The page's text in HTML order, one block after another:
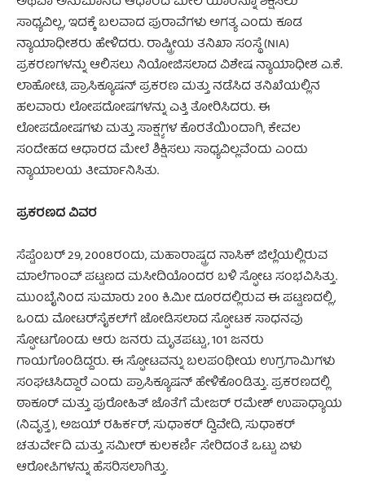
ಸಾಧ್ಯವಿಲ್ಲ, ಇದಕ್ಕೆ ಬಲವಾದ ಪುರಾವೆಗಳು ಅಗತ್ಯ ಎಂದು ಕೂಡ
ನ್ಯಾಯಾಧೀಶರು ಹೇಳಿದರು. ರಾಷ್ಟ್ರೀಯ ತನಿಖಾ ಸಂಸ್ಥೆ (NIA)
ಪ್ರಕರಣಗಳನ್ನು ಆಲಿಸಲು ನಿಯೋಜಿಸಲಾದ ವಿಶೇಷ ನ್ಯಾಯಾಧೀಶ ಎ.ಕೆ.
ಲಾಹೋಟಿ, ಪ್ರಾಸಿಕ್ಯೂಷನ್ ಪ್ರಕರಣ ಮತ್ತು ನಡೆಸಿದ ತನಿಖೆಯಲ್ಲಿನ
ಹಲವಾರು ಲೋಪದೋಷಗಳನ್ನು ಎತ್ತಿ ತೋರಿಸಿದರು. ಈ
ಲೋಪದೋಷಗಳು ಮತ್ತು ಸಾಕ್ಷ್ಯಗಳ ಕೊರತೆಯಿಂದಾಗಿ, ಕೇವಲ
ಸಂದೇಹದ ಆಧಾರದ ಮೇಲೆ ಶಿಕ್ಷಿಸಲು ಸಾಧ್ಯವಿಲ್ಲವೆಂದು ಎಂದು
ನ್ಯಾಯಾಲಯ ತೀರ್ಮಾನಿಸಿತು.
ಪ್ರಕರಣದ ವಿವರ
ಸೆಪ್ಟೆಂಬರ್ 29, 2008ರಂದು, ಮಹಾರಾಷ್ಟ್ರದ ನಾಸಿಕ್ ಜಿಲ್ಲೆಯಲ್ಲಿರುವ
ಮಾಲೆಗಾಂವ್ ಪಟ್ಟಣದ ಮಸೀದಿಯೊಂದರ ಬಳಿ ಸ್ಫೋಟ ಸಂಭವಿಸಿತ್ತು.
ಮುಂಬೈನಿಂದ ಸುಮಾರು 200 ಕಿ.ಮೀ ದೂರದಲ್ಲಿರುವ ಈ ಪಟ್ಟಣದಲ್ಲಿ,
ಒಂದು ಮೋಟರ್‌ಸೈಕಲ್‌ಗೆ ಜೋಡಿಸಲಾದ ಸ್ಫೋಟಕ ಸಾಧನವು
ಸ್ಫೋಟಗೊಂಡು ಆರು ಜನರು ಮೃತಪಟ್ಟು, 101 ಜನರು
ಗಾಯಗೊಂಡಿದ್ದರು. ಈ ಸ್ಫೋಟವನ್ನು ಬಲಪಂಥೀಯ ಉಗ್ರಗಾಮಿಗಳು
ಸಂಘಟಿಸಿದ್ದಾರೆ ಎಂದು ಪ್ರಾಸಿಕ್ಯೂಷನ್ ಹೇಳಿಕೊಂಡಿತ್ತು. ಪ್ರಕರಣದಲ್ಲಿ
ಠಾಕೂರ್ ಮತ್ತು ಪುರೋಹಿತ್ ಜೊತೆಗೆ ಮೇಜರ್ ರಮೇಶ್ ಉಪಾಧ್ಯಾಯ
(ನಿವೃತ್ತ), ಅಜಯ್ ರಹಿರ್ಕರ್, ಸುಧಾಕರ್ ದ್ವಿವೇದಿ, ಸುಧಾಕರ್
ಚತುರ್ವೇದಿ ಮತ್ತು ಸಮೀರ್ ಕುಲಕರ್ಣಿ ಸೇರಿದಂತೆ ಒಟ್ಟು ಏಳು
ಆರೋಪಿಗಳನ್ನು ಹೆಸರಿಸಲಾಗಿತ್ತು.